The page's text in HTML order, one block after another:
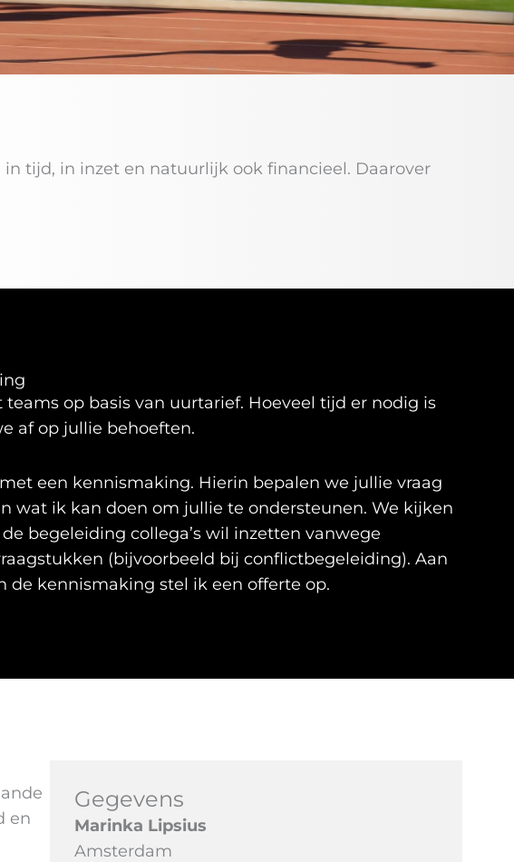
tijd, in inzet en natuurlijk ook financieel. Daarover
teams op basis van uurtarief. Hoeveel tijd er nodig is
af op jullie behoeften.
een kennismaking. Hierin bepalen we jullie vraag
wat ik kan doen om jullie te ondersteunen. We kijken
begeleiding collega’s wil inzetten vanwege
(bijvoorbeeld bij conflictbegeleiding). Aan
de kennismaking stel ik een offerte op.
en
Gegevens
Marinka Lipsius
Amsterdam